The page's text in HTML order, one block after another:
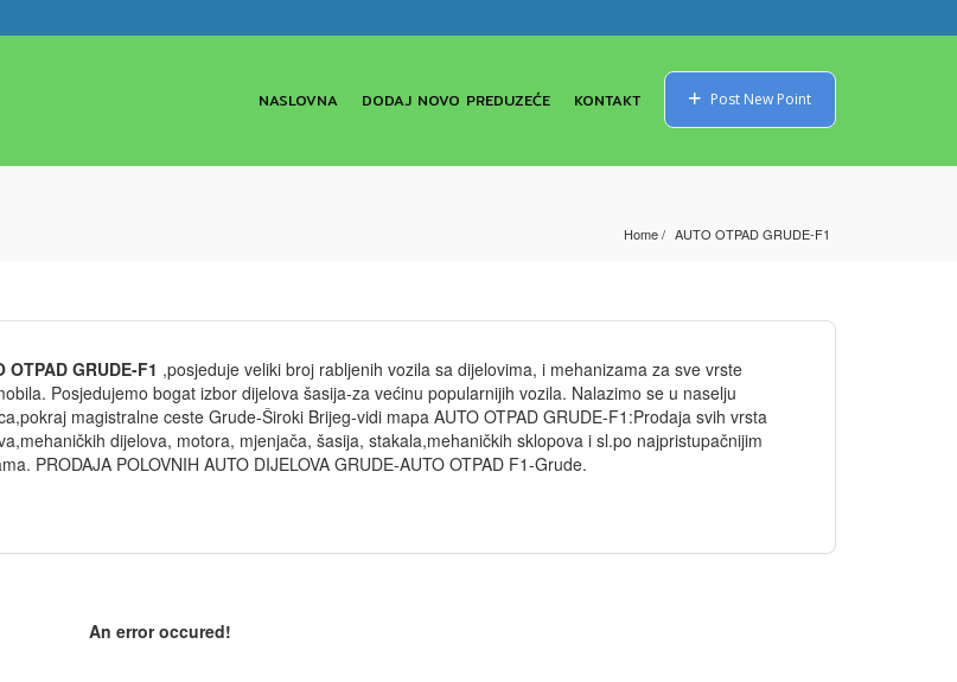
NASLOVNA DODAJ NOVO PREDUZEĆE KONTAKT Post New Point
Home AUTO OTPAD GRUDE-F1
OTPAD GRUDE-F1 ,posjeduje veliki broj rabljenih vozila sa dijelovima, i mehanizama za sve vrste
Posjedujemo bogat izbor dijelova šasija-za većinu popularnijih vozila. Nalazimo se u naselju
magistralne ceste Grude-Široki Brijeg-vidi mapa AUTO OTPAD GRUDE-F1:Prodaja svih vrsta
dijelova, motora, mjenjača, šasija, stakala,mehaničkih sklopova i sl.po najpristupačnijim
PRODAJA POLOVNIH AUTO DIJELOVA GRUDE-AUTO OTPAD F1-Grude.
An error occured!